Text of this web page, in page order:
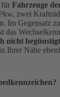
für Fahrzeuge
zwei
Im Gegensatz
das
nicht begünstigt
Ihrer Nähe